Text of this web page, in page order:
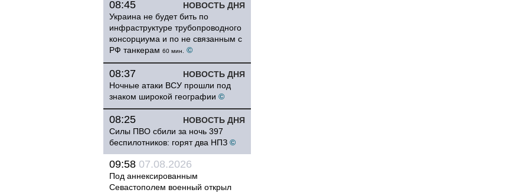
НОВОСТЬ ДНЯ
08:45
Украина не будет бить по
инфраструктуре трубопроводного
консорциума и по не связанным с
РФ танкерам 60 мин. ©
НОВОСТЬ ДНЯ
08:37
Ночные атаки ВСУ прошли под
знаком широкой географии ©
НОВОСТЬ ДНЯ
08:25
Силы ПВО сбили за ночь 397
беспилотников: горят два НПЗ ©
09:58 07.08.2026
Под аннексированным
Севастополем военный открыл